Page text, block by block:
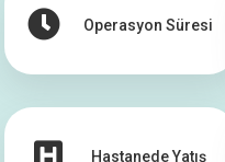
Operasyon Süresi
Hastanede Yatış